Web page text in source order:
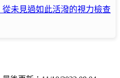
從未見過如此活潑的視力檢查